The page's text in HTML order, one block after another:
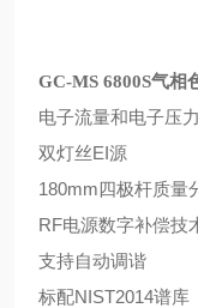
GC-MS 6800S气相
电子流量和电子压
双灯丝EI源
180mm四极杆质量
RF电源数字补偿技
支持自动调谐
标配NIST2014谱库